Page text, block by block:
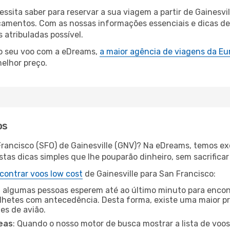
saber para reservar a sua viagem a partir de
Com as nossas informações essenciais e dicas
atribuladas possível.
voo com a eDreams, a maior agência de viagens da
preço.
(SFO) de Gainesville (GNV)? Na eDreams, temos
dicas simples que lhe pouparão dinheiro, sem
voos low cost de Gainesville para San Francisco:
algumas pessoas esperem até ao último minuto para
com antecedência. Desta forma, existe uma maior
de avião.
: Quando o nosso motor de busca mostrar a lista de